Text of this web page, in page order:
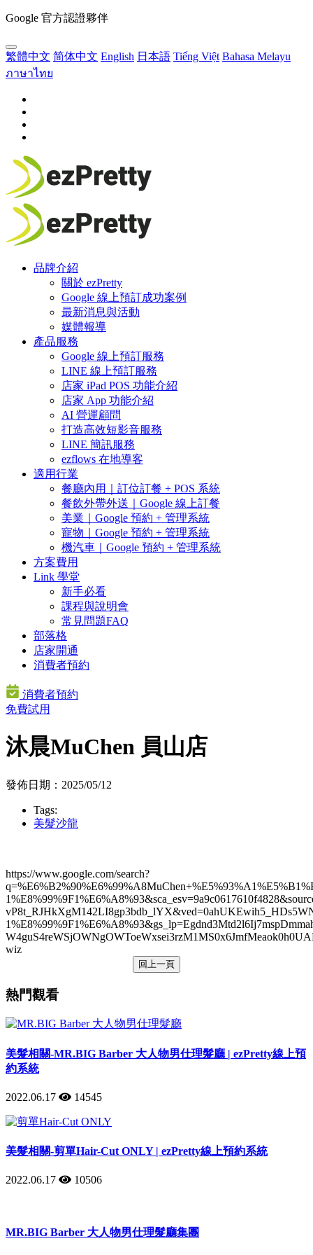
Google 官方認證夥伴
繁體中文 简体中文 English 日本語 Tiếng Việt Bahasa Melayu
ภาษาไทย
品牌介紹
關於 ezPretty
Google 線上預訂成功案例
最新消息與活動
媒體報導
產品服務
Google 線上預訂服務
LINE 線上預訂服務
店家 iPad POS 功能介紹
店家 App 功能介紹
AI 營運顧問
打造高效短影音服務
LINE 簡訊服務
ezflows 在地導客
適用行業
餐廳內用｜訂位訂餐 + POS 系統
餐飲外帶外送｜Google 線上訂餐
美業｜Google 預約 + 管理系統
寵物｜Google 預約 + 管理系統
機汽車｜Google 預約 + 管理系統
方案費用
Link 學堂
新手必看
課程與說明會
常見問題FAQ
部落格
店家開通
消費者預約
消費者預約
免費試用
沐晨MuChen 員山店
發佈日期：2025/05/12
Tags:
美髮沙龍
https://www.google.com/search?
wiz
回上一頁
熱門觀看
美髮相關-MR.BIG Barber 大人物男仕理髮廳 | ezPretty線上預
約系統
2022.06.17 14545
美髮相關-剪單Hair-Cut ONLY | ezPretty線上預約系統
2022.06.17 10506
MR.BIG Barber 大人物男仕理髮廳集團